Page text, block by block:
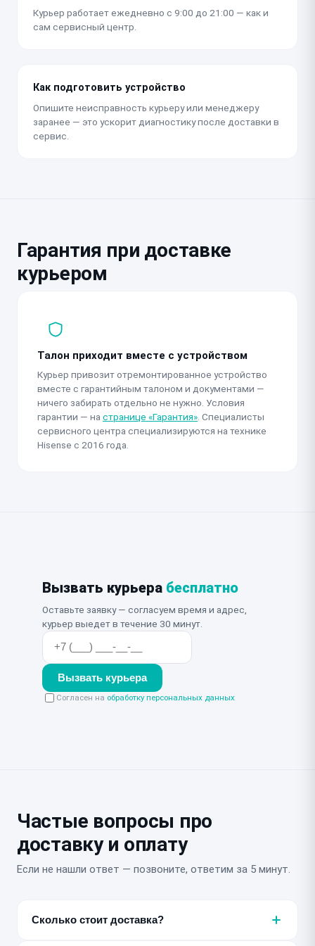
Курьер работает ежедневно с 9:00 до 21:00 — как и
сам сервисный центр.
Как подготовить устройство
Опишите неисправность курьеру или менеджеру
заранее — это ускорит диагностику после доставки в
сервис.
Гарантия при доставке
курьером
Талон приходит вместе с устройством
Курьер привозит отремонтированное устройство
вместе с гарантийным талоном и документами —
ничего забирать отдельно не нужно. Условия
гарантии — на странице «Гарантия» . Специалисты
сервисного центра специализируются на технике
Hisense с 2016 года.
Вызвать курьера бесплатно
Оставьте заявку — согласуем время и адрес,
курьер выедет в течение 30 минут.
Вызвать курьера
Согласен на обработку персональных данных
Частые вопросы про
доставку и оплату
Если не нашли ответ — позвоните, ответим за 5 минут.
Сколько стоит доставка?